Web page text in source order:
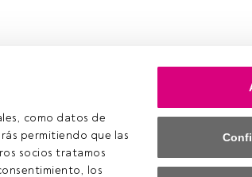
como datos de
permitiendo que las
socios tratamos
los